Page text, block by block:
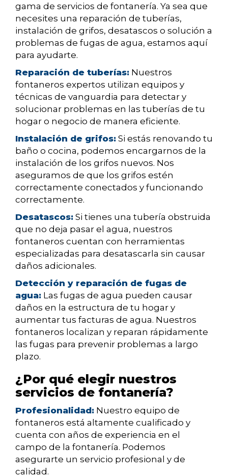
gama de servicios de fontanería. Ya sea que
necesites una reparación de tuberías,
instalación de grifos, desatascos o solución a
problemas de fugas de agua, estamos aquí
para ayudarte.
Reparación de tuberías: Nuestros
fontaneros expertos utilizan equipos y
técnicas de vanguardia para detectar y
solucionar problemas en las tuberías de tu
hogar o negocio de manera eficiente.
Instalación de grifos: Si estás renovando tu
baño o cocina, podemos encargarnos de la
instalación de los grifos nuevos. Nos
aseguramos de que los grifos estén
correctamente conectados y funcionando
correctamente.
Desatascos: Si tienes una tubería obstruida
que no deja pasar el agua, nuestros
fontaneros cuentan con herramientas
especializadas para desatascarla sin causar
daños adicionales.
Detección y reparación de fugas de
agua: Las fugas de agua pueden causar
daños en la estructura de tu hogar y
aumentar tus facturas de agua. Nuestros
fontaneros localizan y reparan rápidamente
las fugas para prevenir problemas a largo
plazo.
¿Por qué elegir nuestros
servicios de fontanería?
Profesionalidad: Nuestro equipo de
fontaneros está altamente cualificado y
cuenta con años de experiencia en el
campo de la fontanería. Podemos
asegurarte un servicio profesional y de
calidad.